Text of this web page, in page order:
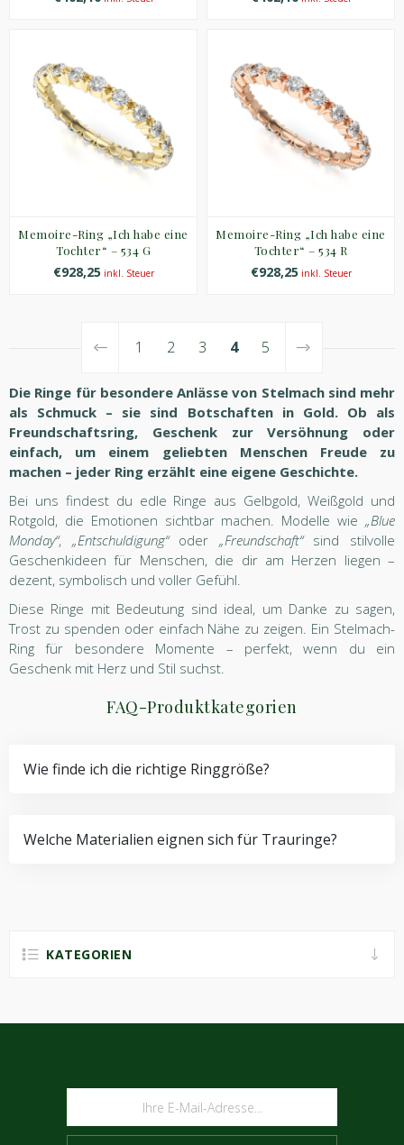
Memoire-Ring „Ich habe eine
Tochter“ – 534 G
€928,25 inkl. Steuer
Memoire-Ring „Ich habe eine
Tochter“ – 534 R
€928,25 inkl. Steuer
1 2 3 4 5
Die Ringe für besondere Anlässe von Stelmach sind mehr
als Schmuck – sie sind Botschaften in Gold. Ob als
Freundschaftsring, Geschenk zur Versöhnung oder
einfach, um einem geliebten Menschen Freude zu
machen – jeder Ring erzählt eine eigene Geschichte.
Bei uns findest du edle Ringe aus Gelbgold, Weißgold und
Rotgold, die Emotionen sichtbar machen. Modelle wie „Blue
Monday“, „Entschuldigung“oder „Freundschaft“sind stilvolle
Geschenkideen für Menschen, die dir am Herzen liegen –
dezent, symbolisch und voller Gefühl.
Diese Ringe mit Bedeutung sind ideal, um Danke zu sagen,
Trost zu spenden oder einfach Nähe zu zeigen. Ein Stelmach-
Ring für besondere Momente – perfekt, wenn du ein
Geschenk mit Herz und Stil suchst.
FAQ-Produktkategorien
Wie finde ich die richtige Ringgröße?
Welche Materialien eignen sich für Trauringe?
KATEGORIEN